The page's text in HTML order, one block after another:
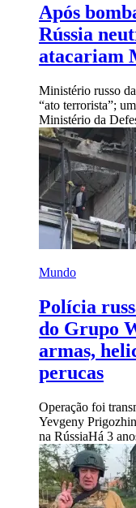
Após
Rússia
atacariam
Ministério russo
“ato terrorista”;
Ministério da
Mundo
Polícia
do Grupo
armas,
perucas
Operação foi
Yevgeny
na RússiaHá 3